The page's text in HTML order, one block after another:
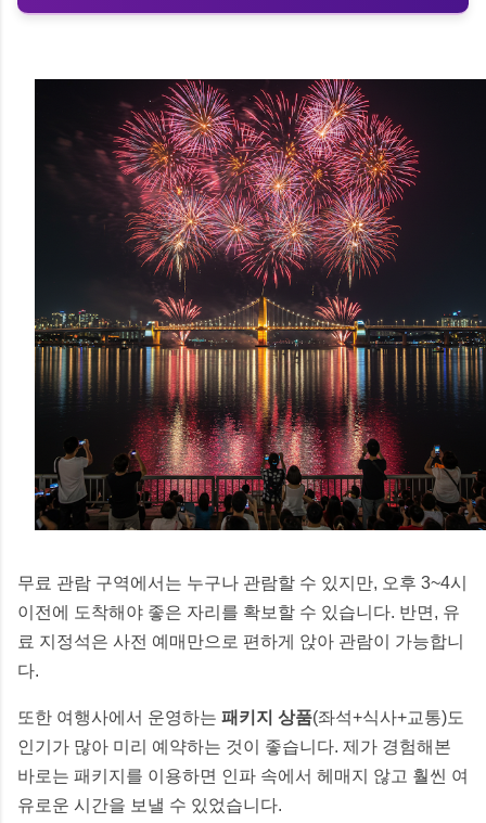
무료 관람 구역에서는 누구나 관람할 수 있지만, 오후 3~4시
이전에 도착해야 좋은 자리를 확보할 수 있습니다. 반면, 유
료 지정석은 사전 예매만으로 편하게 앉아 관람이 가능합니
다.
또한 여행사에서 운영하는 패키지 상품(좌석+식사+교통)도
인기가 많아 미리 예약하는 것이 좋습니다. 제가 경험해본
바로는 패키지를 이용하면 인파 속에서 헤매지 않고 훨씬 여
유로운 시간을 보낼 수 있었습니다.